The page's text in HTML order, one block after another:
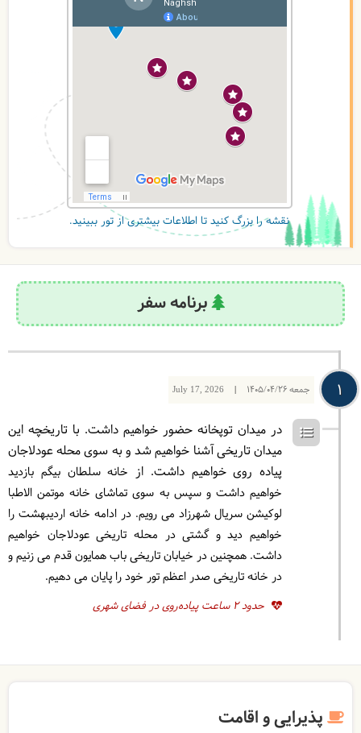
نقشه را بزرگ کنید تا اطلاعات بیشتری از تور ببینید.
برنامه سفر
1 جمعه July 17, 2026 | 1405/04/26
در میدان توپخانه حضور خواهیم داشت. با تاریخچه این
میدان تاریخی آشنا خواهیم شد و به سوی محله عودلاجان
پیاده روی خواهیم داشت. از خانه سلطان بیگم بازدید
خواهیم داشت و سپس به سوی تماشای خانه موتمن الاطبا
لوکیشن سریال شهرزاد می رویم. در ادامه خانه اردیبهشت را
خواهیم دید و گشتی در محله تاریخی عودلاجان خواهیم
داشت. همچنین در خیابان تاریخی باب همایون قدم می زنیم و
در خانه تاریخی صدر اعظم تور خود را پایان می دهیم.
حدود 2 ساعت پیاده‌روی در فضای شهری
پذیرایی و اقامت